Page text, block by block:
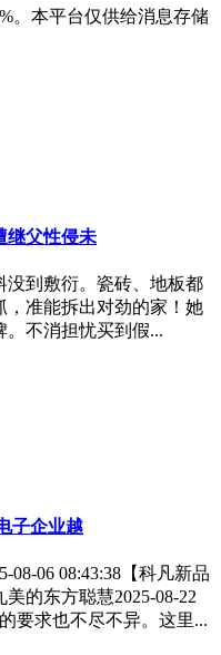
。本平台仅供给消息存储
继父性侵未
没到敷衍。瓷砖、地板都
，准能拆出对劲的家！她
。不消担忧买到假...
子企业越
08-06 08:43:38【科凡新品
的东方聪慧2025-08-22
要求也不尽不异。这里...